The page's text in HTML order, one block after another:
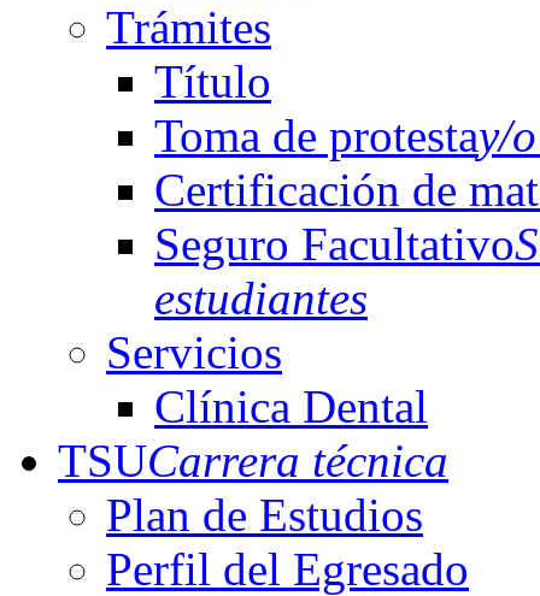
Trámites
Título
Toma de protestay/
Certificación de
Seguro Facultativo
estudiantes
Servicios
Clínica Dental
TSUCarrera técnica
Plan de Estudios
Perfil del Egresado